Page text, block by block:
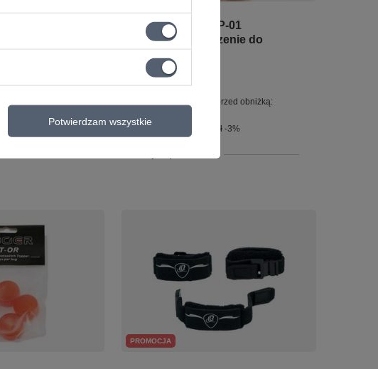
D'Addario PW-VGP-01
VARIGRIP+ Urządzenie do
116,39 zł
Najniższa cena z 30 dni przed obniżką:
Cena regularna:
120,00 zł -3%
PROMOCJA
Potwierdzam wszystkie